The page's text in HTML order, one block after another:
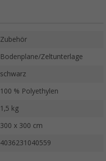
Zubehör
Bodenplane/Zeltunterlage
schwarz
100 % Polyethylen
1,5 kg
300 x 300 cm
4036231040559